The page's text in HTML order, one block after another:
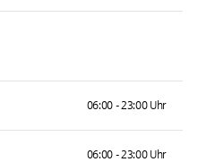
06:00 - 23:00 Uhr
06:00 - 23:00 Uhr